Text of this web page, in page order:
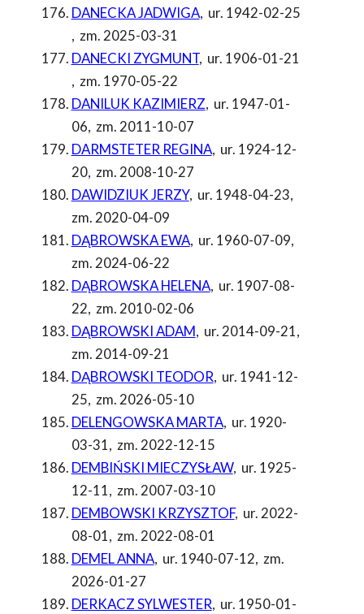
DANECKA JADWIGA, ur. 1942-02-25
, zm. 2025-03-31
DANECKI ZYGMUNT, ur. 1906-01-21
, zm. 1970-05-22
DANILUK KAZIMIERZ, ur. 1947-01-
06, zm. 2011-10-07
DARMSTETER REGINA, ur. 1924-12-
20, zm. 2008-10-27
DAWIDZIUK JERZY, ur. 1948-04-23,
zm. 2020-04-09
DĄBROWSKA EWA, ur. 1960-07-09,
zm. 2024-06-22
DĄBROWSKA HELENA, ur. 1907-08-
22, zm. 2010-02-06
DĄBROWSKI ADAM, ur. 2014-09-21,
zm. 2014-09-21
DĄBROWSKI TEODOR, ur. 1941-12-
25, zm. 2026-05-10
DELENGOWSKA MARTA, ur. 1920-
03-31, zm. 2022-12-15
DEMBIŃSKI MIECZYSŁAW, ur. 1925-
12-11, zm. 2007-03-10
DEMBOWSKI KRZYSZTOF, ur. 2022-
08-01, zm. 2022-08-01
DEMEL ANNA, ur. 1940-07-12, zm.
2026-01-27
DERKACZ SYLWESTER, ur. 1950-01-